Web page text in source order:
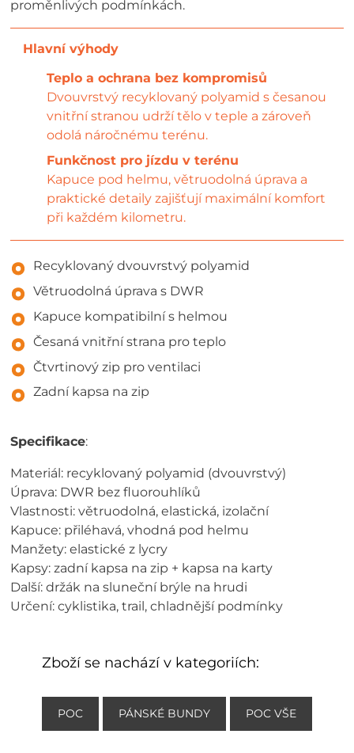
proměnlivých podmínkách.
Teplo a ochrana bez kompromisů
Dvouvrstvý recyklovaný polyamid s česanou
vnitřní stranou udrží tělo v teple a zároveň
odolá náročnému terénu.
Funkčnost pro jízdu v terénu
Kapuce pod helmu, větruodolná úprava a
praktické detaily zajišťují maximální komfort
při každém kilometru.
Recyklovaný dvouvrstvý polyamid
Větruodolná úprava s DWR
Kapuce kompatibilní s helmou
Česaná vnitřní strana pro teplo
Čtvrtinový zip pro ventilaci
Zadní kapsa na zip
Specifikace:
Materiál: recyklovaný polyamid (dvouvrstvý)
Úprava: DWR bez fluorouhlíků
Vlastnosti: větruodolná, elastická, izolační
Kapuce: přiléhavá, vhodná pod helmu
Manžety: elastické z lycry
Kapsy: zadní kapsa na zip + kapsa na karty
Další: držák na sluneční brýle na hrudi
Určení: cyklistika, trail, chladnější podmínky
Zboží se nachází v kategoriích:
POC PÁNSKÉ BUNDY POC VŠE